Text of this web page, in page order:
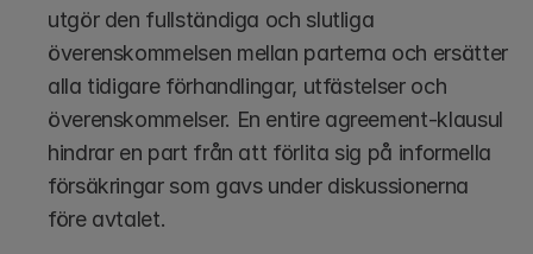
utgör den fullständiga och slutliga
överenskommelsen mellan parterna och ersätter
alla tidigare förhandlingar, utfästelser och
överenskommelser. En entire agreement-klausul
hindrar en part från att förlita sig på informella
försäkringar som gavs under diskussionerna
före avtalet.